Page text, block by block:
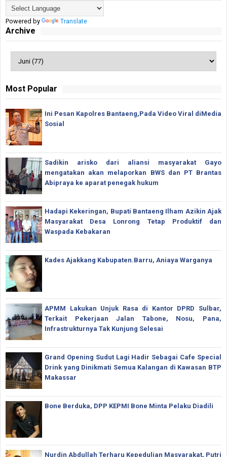
Powered by Translate
Archive
Most Popular
Ini Pesan Kapolres Bantaeng,Pada Video Viral diMedia
Sosial
Sadikin arisko dari aliansi masyarakat Gayo
mengatakan akan melaporkan BWS dan PT Brantas
Abipraya ke aparat penegak hukum
Hadapi Kekeringan, Bupati Bantaeng Ilham Azikin Ajak
Masyarakat Desa Lonrong Tetap Produktif dan
Waspada Kebakaran
Kades Ajakkang Kabupaten.Barru, Aniaya Warganya
APMM Lakukan Unjuk Rasa di Kantor DPRD Sulbar,
Terkait Pekerjaan Jalan Tabone, Nosu, Pana,
Infrastrukturnya Tak Kunjung Selesai
Grand Opening Sudut Lagi Hadir Sebagai Cafe Special
Drink yang Dinikmati Semua Kalangan di Kawasan BTP
Makassar
Bone Berduka, DPP KEPMI Bone Minta Pelaku Diadili
Nurdin Abdullah Terharu Kepedulian Masyarakat, Putri